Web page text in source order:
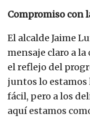
Compromiso con
El alcalde Jaime
mensaje claro a
el reflejo del
juntos lo estamos
fácil, pero a los
aquí estamos